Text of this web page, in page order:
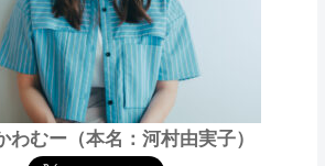
わむー（本名：河村由実子）